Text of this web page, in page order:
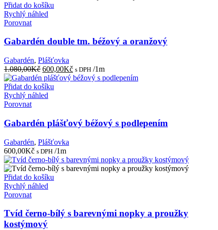
Přidat do košíku
Rychlý náhled
Porovnat
Gabardén double tm. béžový a oranžový
Gabardén, Plášťovka
1.080,00Kč Původní
cena
byla:
1.080,00Kč.
600,00KčAktuální
cena
s DPH /1m
Přidat do košíku
Rychlý náhled
Porovnat
Gabardén plášťový béžový s podlepením
Gabardén, Plášťovka
600,00Kč s DPH /1m
Přidat do košíku
Rychlý náhled
Porovnat
Tvíd černo-bílý s barevnými nopky a proužky
kostýmový